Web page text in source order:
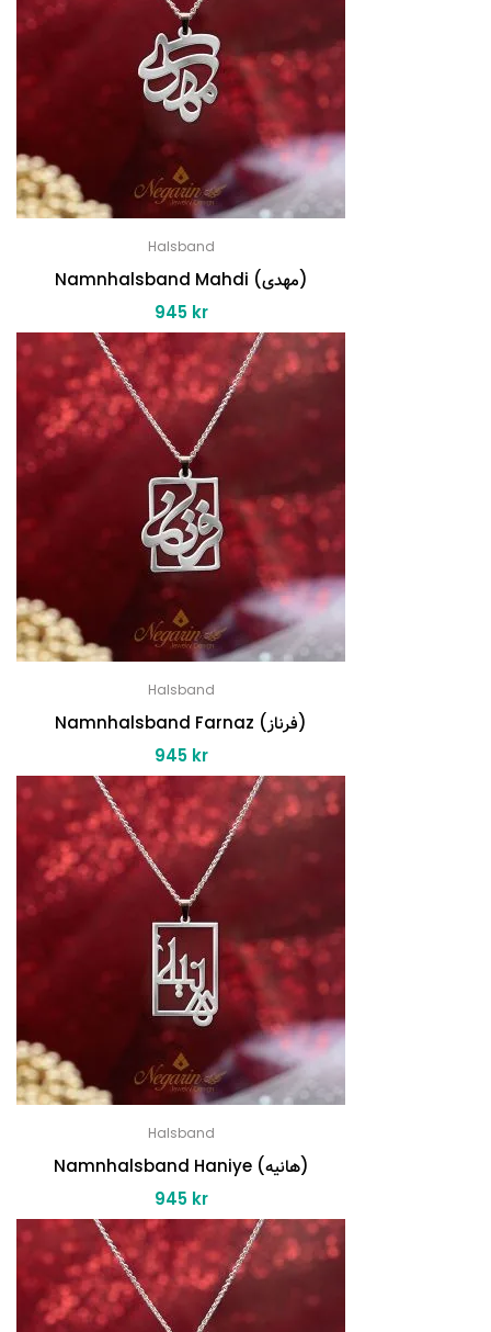
Halsband
Namnhalsband Mahdi (مهدی)
945 kr
Halsband
Namnhalsband Farnaz (فرناز)
945 kr
Halsband
Namnhalsband Haniye (هانیه)
945 kr